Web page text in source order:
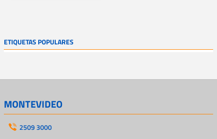
ETIQUETAS POPULARES
MONTEVIDEO
2509 3000